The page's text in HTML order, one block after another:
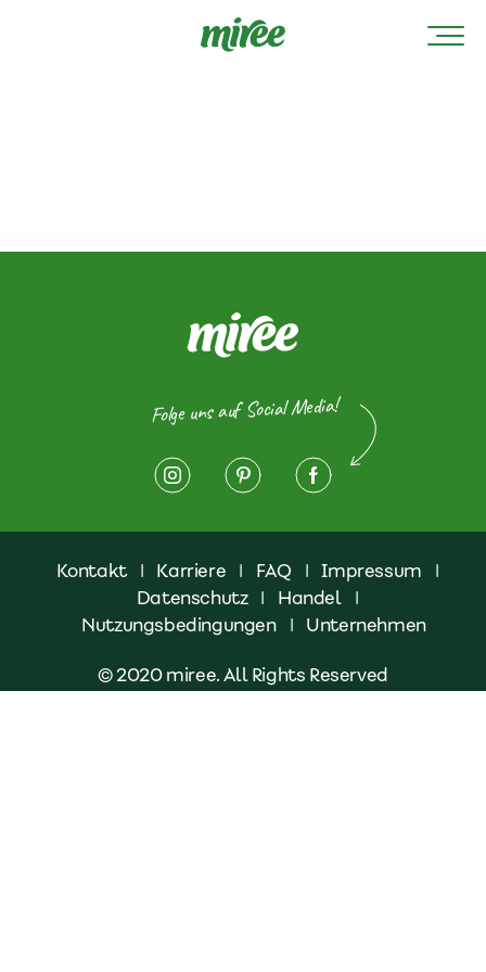
Folge uns auf Social Media!
Kontakt | Karriere | FAQ | Impressum
|
Datenschutz | Handel
|
Nutzungsbedingungen
| Unternehmen
© 2020 miree. All Rights Reserved